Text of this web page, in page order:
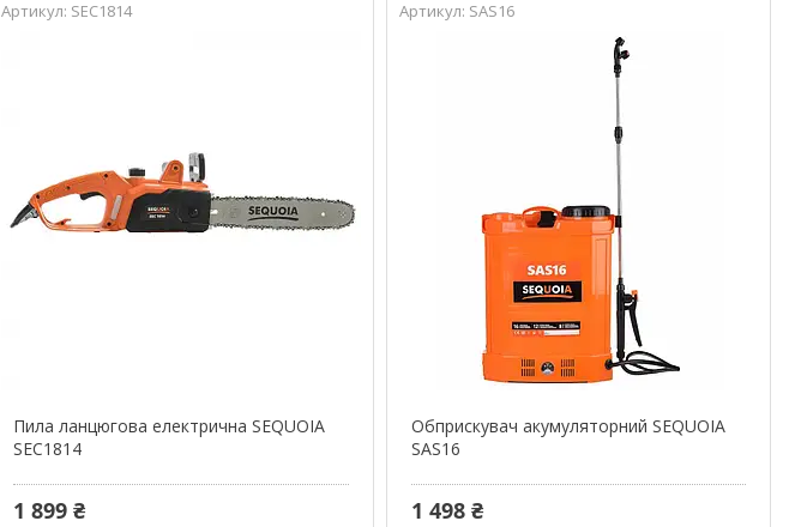
SEC1814
Пила ланцюгова електрична SEQUOIA
SEC1814
1 899 ₴
SAS16
Обприскувач акумуляторний SEQUOIA
SAS16
1 498 ₴